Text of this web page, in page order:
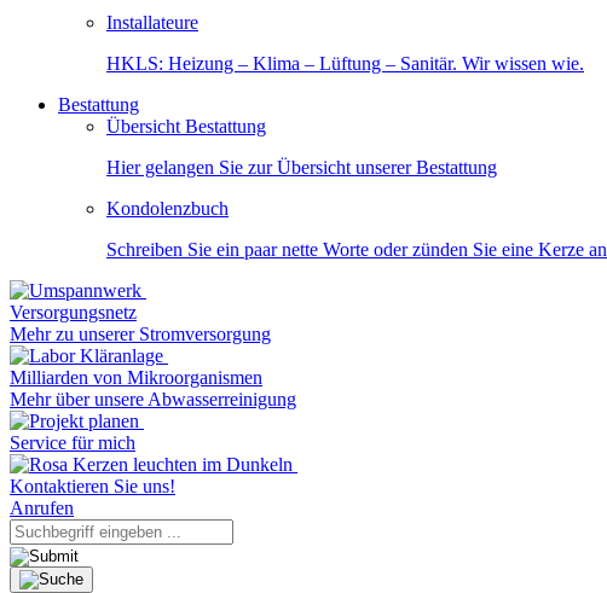
Installateure
HKLS: Heizung – Klima – Lüftung – Sanitär. Wir wissen wie.
Bestattung
Übersicht Bestattung
Hier gelangen Sie zur Übersicht unserer Bestattung
Kondolenzbuch
Schreiben Sie ein paar nette Worte oder zünden Sie eine Kerze an
Versorgungsnetz
Mehr zu unserer Stromversorgung
Milliarden von Mikroorganismen
Mehr über unsere Abwasserreinigung
Service für mich
Kontaktieren Sie uns!
Anrufen